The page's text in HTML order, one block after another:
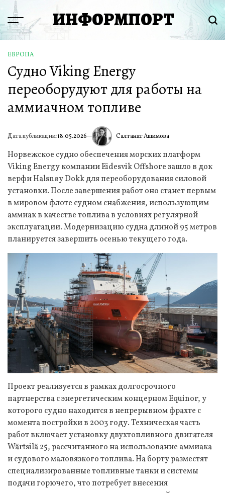
Перейти
содержимому
Menu ИНФОРМПОРТ
ОПУБЛИКОВАНО
В
ЕВРОПА
Судно Viking Energy
переоборудуют для работы на
аммиачном топливе
Дата публикации:18.05.2026 ИА Салтанат Ашимова
Норвежское судно обеспечения морских платформ
Viking Energy компании Eidesvik Offshore зашло в док
верфи Halsnøy Dokk для переоборудования силовой
установки. После завершения работ оно станет первым
в мировом флоте судном снабжения, использующим
аммиак в качестве топлива в условиях регулярной
эксплуатации. Модернизацию судна длиной 95 метров
планируется завершить осенью текущего года.
Проект реализуется в рамках долгосрочного
партнерства с энергетическим концерном Equinor, у
которого судно находится в непрерывном фрахте с
момента постройки в 2003 году. Техническая часть
работ включает установку двухтопливного двигателя
Wärtsilä 25, рассчитанного на использование аммиака
и судового маловязкого топлива. На борту разместят
специализированные топливные танки и системы
подачи горючего, что потребует внесения